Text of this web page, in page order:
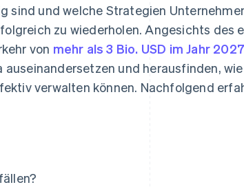
sind und welche Strategien
zu wiederholen. Angesichts des
von mehr als 3 Bio. USD im Jahr 2027
und herausfinden,
verwalten können. Nachfolgend